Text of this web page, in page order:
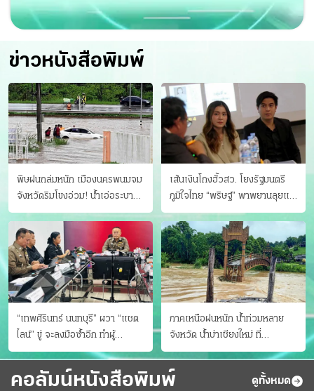
ข่าวหนังสือพิมพ์
พิษฝนถล่มหนัก เมืองนครพนมจม
จังหวัดริมโขงอ่วม! นํ้าเอ่อระบาย
ไม่ทัน แม่ปิงทะลักล้น
เส้นเงินโกงฮั้วสว. โยงรัฐมนตรี
ภูมิใจไทย “พริษฐ์” พาพยานลุยแฉ
มีโอนให้คนกกต.ด้วย
“เทพศิรินทร์ นนทบุรี” ผวา “แชต
ไลน์” ขู่ จะลงมือซ้ำอีก ทําผู้
ปกครองแตกตื่นแจ้งตำรวจ
ภาคเหนือฝนหนัก น้ำท่วมหลาย
จังหวัด นํ้าบ่าเชียงใหม่ ที่
แม่ฮ่องสอน ซัดสะพานขาด
คอลัมน์หนังสือพิมพ์ ดูทั้งหมด